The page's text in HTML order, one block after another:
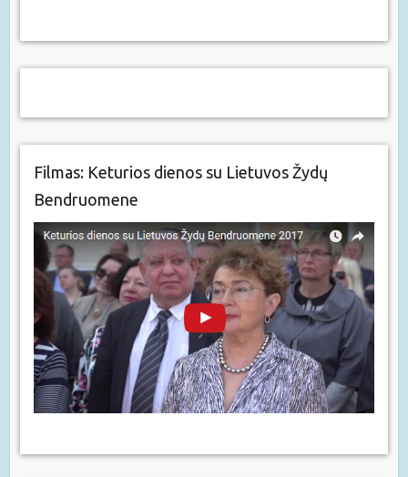
Filmas: Keturios dienos su Lietuvos Žydų
Bendruomene